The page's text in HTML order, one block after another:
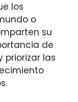
los
o
su
de
priorizar las